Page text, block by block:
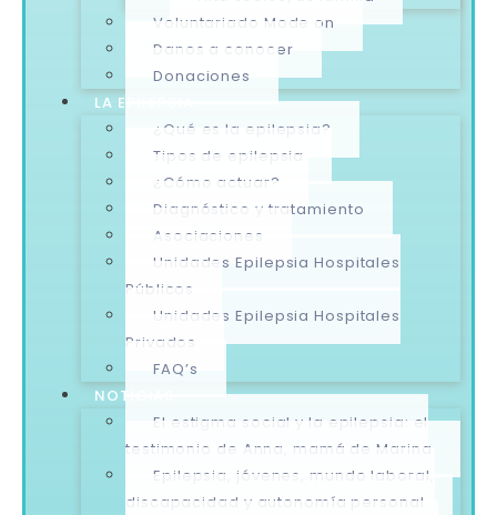
Voluntariado Mode on
Danos a conocer
Donaciones
LA EPILEPSIA
¿Qué es la epilepsia?
Tipos de epilepsia
¿Cómo actuar?
Diagnóstico y tratamiento
Asociaciones
Unidades Epilepsia Hospitales
Públicos
Unidades Epilepsia Hospitales
Privados
FAQ’s
NOTICIAS
El estigma social y la epilepsia: el
testimonio de Anna, mamá de Marina
Epilepsia, jóvenes, mundo laboral,
discapacidad y autonomía personal